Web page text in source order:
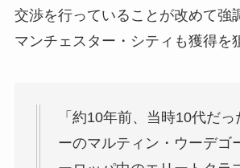
交渉を行っていることが改めて強
マンチェスター・シティも獲得を
「約10年前、当時10代だっ
ーのマルティン・ウーデゴ